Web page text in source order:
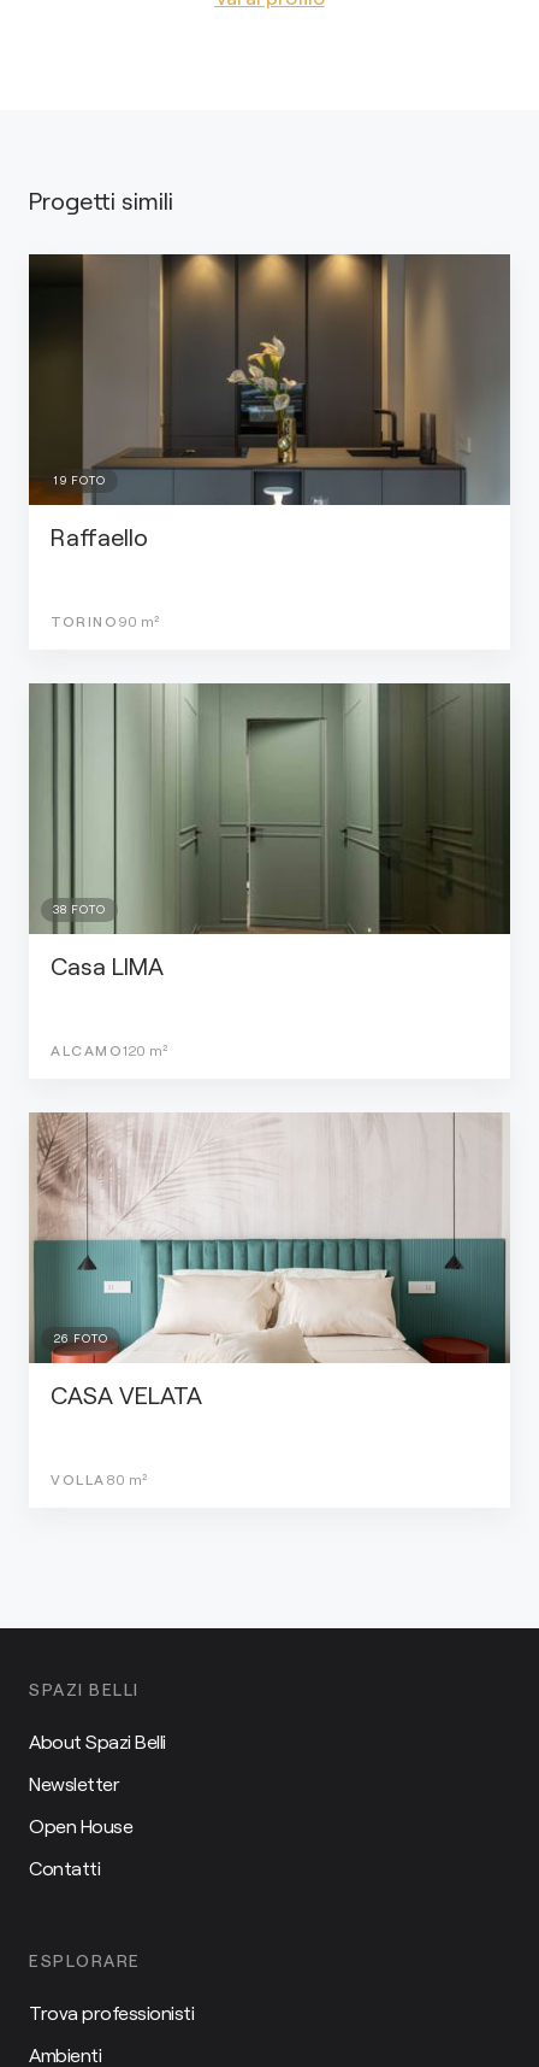
Progetti simili
19 FOTO
Raffaello
TORINO 90 m²
38 FOTO
Casa LIMA
ALCAMO120 m²
26 FOTO
CASA VELATA
VOLLA 80 m²
SPAZI BELLI
About Spazi Belli
Newsletter
Open House
Contatti
ESPLORARE
Trova professionisti
Ambienti